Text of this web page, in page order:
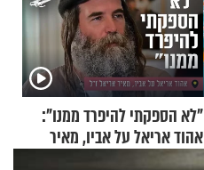
"לא הספקתי להיפרד ממנו":
אהוד אריאל על אביו, מאיר
אריאל ז"ל